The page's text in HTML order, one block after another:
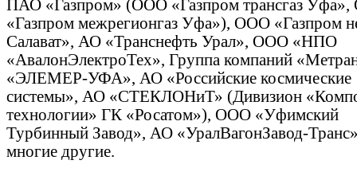
ПАО «Газпром» (ООО «Газпром трансгаз
«Газпром межрегионгаз Уфа»), ООО «Газпром
Салават», АО «Транснефть Урал», ООО «НПО
«АвалонЭлектроТех», Группа компаний
«ЭЛЕМЕР-УФА», АО «Российские космические
системы», АО «СТЕКЛОНиТ» (Дивизион
технологии» ГК «Росатом»), ООО «Уфимский
Турбинный Завод», АО «УралВагонЗавод-
многие другие.